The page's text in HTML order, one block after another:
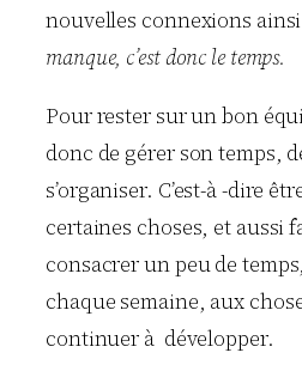
nouvelles connexions
manque, c’est donc le temps.
Pour rester sur un bon
donc de gérer son temps,
s’organiser. C’est-à -dire
certaines choses, et aussi
consacrer un peu de
chaque semaine, aux
continuer à développer.